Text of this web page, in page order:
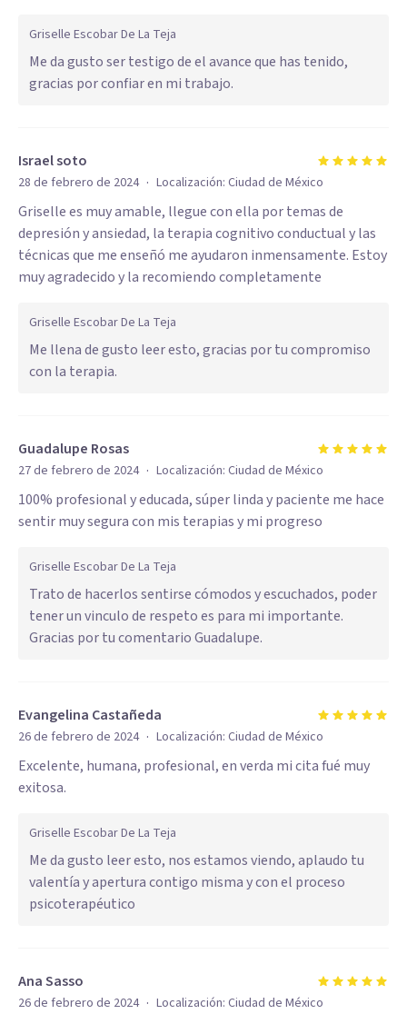
Griselle Escobar De La Teja
Me da gusto ser testigo de el avance que has tenido,
gracias por confiar en mi trabajo.
Israel soto
28 de febrero de 2024 · Localización: Ciudad de México
Griselle es muy amable, llegue con ella por temas de
depresión y ansiedad, la terapia cognitivo conductual y las
técnicas que me enseñó me ayudaron inmensamente. Estoy
muy agradecido y la recomiendo completamente
Griselle Escobar De La Teja
Me llena de gusto leer esto, gracias por tu compromiso
con la terapia.
Guadalupe Rosas
27 de febrero de 2024 · Localización: Ciudad de México
100% profesional y educada, súper linda y paciente me hace
sentir muy segura con mis terapias y mi progreso
Griselle Escobar De La Teja
Trato de hacerlos sentirse cómodos y escuchados, poder
tener un vinculo de respeto es para mi importante.
Gracias por tu comentario Guadalupe.
Evangelina Castañeda
26 de febrero de 2024 · Localización: Ciudad de México
Excelente, humana, profesional, en verda mi cita fué muy
exitosa.
Griselle Escobar De La Teja
Me da gusto leer esto, nos estamos viendo, aplaudo tu
valentía y apertura contigo misma y con el proceso
psicoterapéutico
Ana Sasso
26 de febrero de 2024 · Localización: Ciudad de México